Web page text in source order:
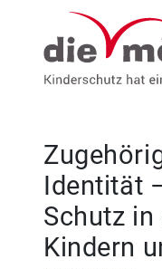
Weiter zum Inhalt
Identität
Schutz
Kindern